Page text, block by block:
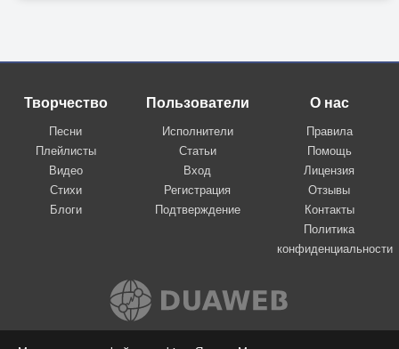
Творчество
Песни
Плейлисты
Видео
Стихи
Блоги
Пользователи
Исполнители
Статьи
Вход
Регистрация
Подтверждение
О нас
Правила
Помощь
Лицензия
Отзывы
Контакты
Политика
конфиденциальности